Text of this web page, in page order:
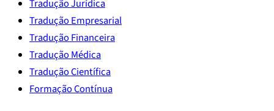
Tradução Jurídica
Tradução Empresarial
Tradução Financeira
Tradução Médica
Tradução Científica
Formação Contínua